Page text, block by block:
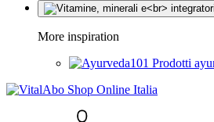
More inspiration
Prodotti